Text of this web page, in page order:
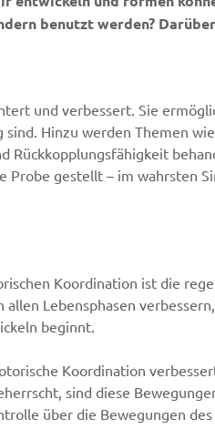
benutzt werden?
und verbessert. Sie
Hinzu werden Themen
Rückkopplungsfähigkeit
gestellt – im wahrsten
Koordination ist die
Lebensphasen
beginnt.
Koordination
sind diese
über die Bewegungen des